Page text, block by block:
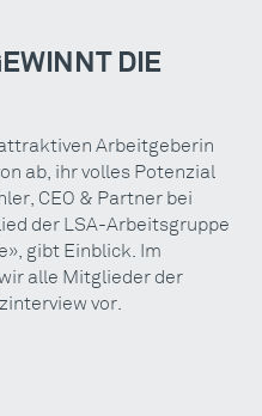
DIE
Arbeitgeberin
ab, ihr volles Potenzial
CEO & Partner bei
der LSA-Arbeitsgruppe
gibt Einblick. Im
alle Mitglieder der
vor.